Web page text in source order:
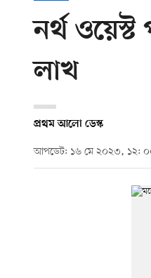
নর্থ
লাখ
প্রথম আলো ডেস্ক
আপডেট: ১৬ মে ২০২৩, ১২: